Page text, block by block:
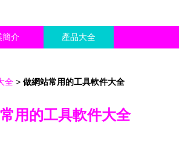
簡介 產品大全
全 > 做網站常用的工具軟件大全
用的工具軟件大全